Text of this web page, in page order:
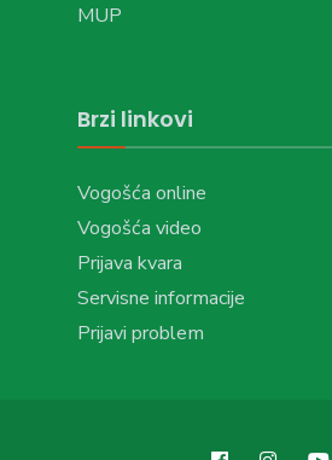
MUP
Brzi linkovi
Vogošća online
Vogošća video
Prijava kvara
Servisne informacije
Prijavi problem